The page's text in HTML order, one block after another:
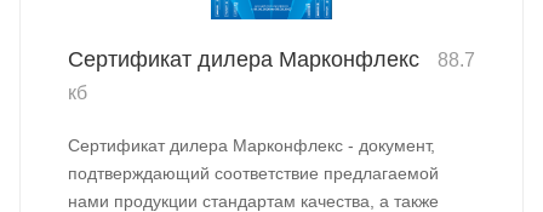
Сертификат дилера Марконфлекс
88.7
кб
Сертификат дилера Марконфлекс - документ,
подтверждающий соответствие предлагаемой
нами продукции стандартам качества, а также